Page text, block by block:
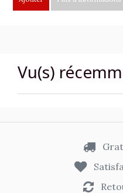
Vu(s)